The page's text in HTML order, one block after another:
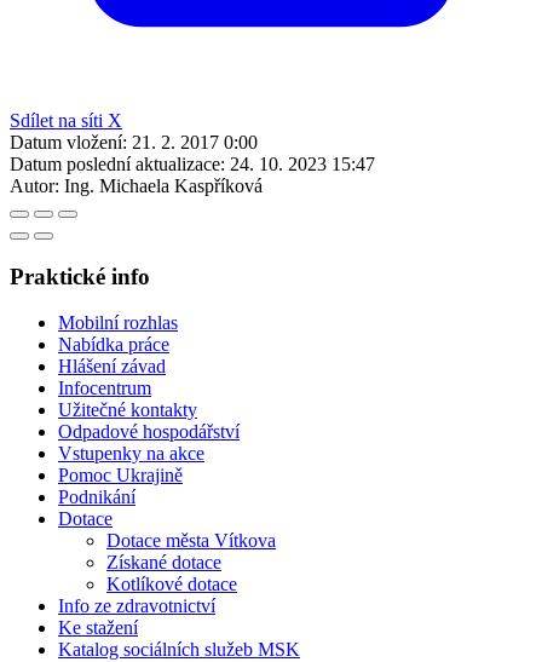
Sdílet na síti X
Datum vložení: 21. 2. 2017 0:00
Datum poslední aktualizace: 24. 10. 2023 15:47
Autor: Ing. Michaela Kaspříková
Praktické info
Mobilní rozhlas
Nabídka práce
Hlášení závad
Infocentrum
Užitečné kontakty
Odpadové hospodářství
Vstupenky na akce
Pomoc Ukrajině
Podnikání
Dotace
Dotace města Vítkova
Získané dotace
Kotlíkové dotace
Info ze zdravotnictví
Ke stažení
Katalog sociálních služeb MSK